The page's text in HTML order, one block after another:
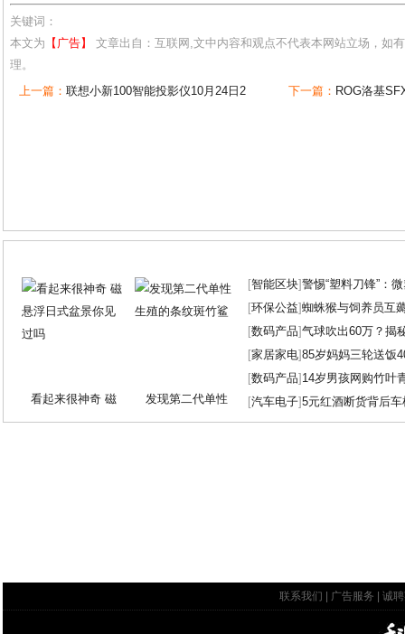
关键词：
本文为 【广告】
文章出自：互联网,文中内容和观点不代表本网站立场，如
理。
上一篇： 联想小新100智能投影仪10月24日2 下一篇： ROG洛基
看起来很神奇 磁 发现第二代单性
[智能区块]警惕“塑料刀锋”：
[环保公益]蜘蛛猴与饲养员互
[数码产品]气球吹出60万？揭
[家居家电]85岁妈妈三轮送饭
[数码产品] 14岁男孩网购竹叶
[汽车电子]5元红酒断货背后
联系我们 广告服务 诚